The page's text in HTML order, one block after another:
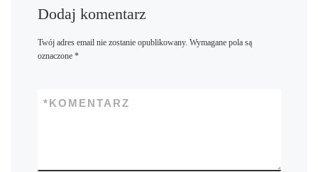
Dodaj komentarz
Twój adres email nie zostanie opublikowany. Wymagane pola są
oznaczone *
KOMENTARZ
*